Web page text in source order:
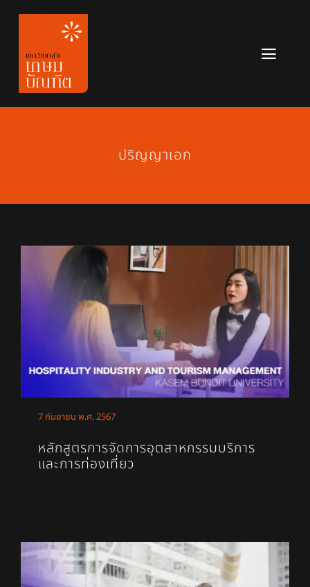
Skip
content
หลักสูตร
สมัครเรียน
ปริญญาเอก
7 กันยายน พ.ศ. 2567
หลักสูตรการจัดการอุตสาหกรรมบริการ
และการท่องเที่ยว